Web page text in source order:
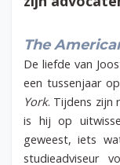
The
De liefde van
een tussenjaar op
York. Tijdens zijn
is hij op
geweest, iets
studieadviseur